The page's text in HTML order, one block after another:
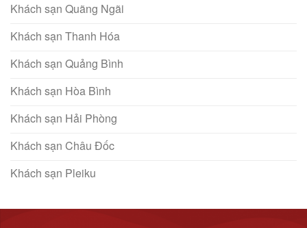
Khách sạn Quãng Ngãi
Khách sạn Thanh Hóa
Khách sạn Quảng Bình
Khách sạn Hòa Bình
Khách sạn Hải Phòng
Khách sạn Châu Đốc
Khách sạn Pleiku